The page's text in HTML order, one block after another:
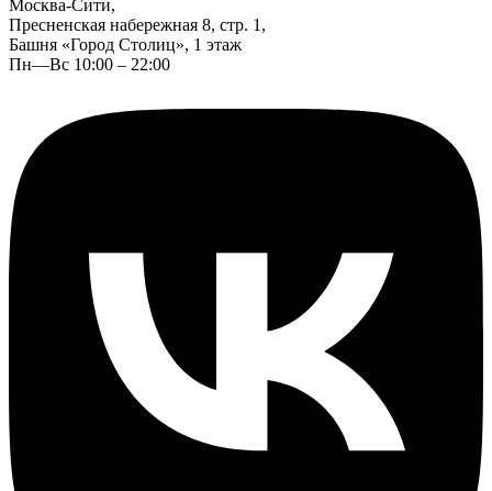
Москва-Сити,
Пресненская набережная 8, стр. 1,
Башня «Город Столиц», 1 этаж
Пн—Вс 10:00 – 22:00